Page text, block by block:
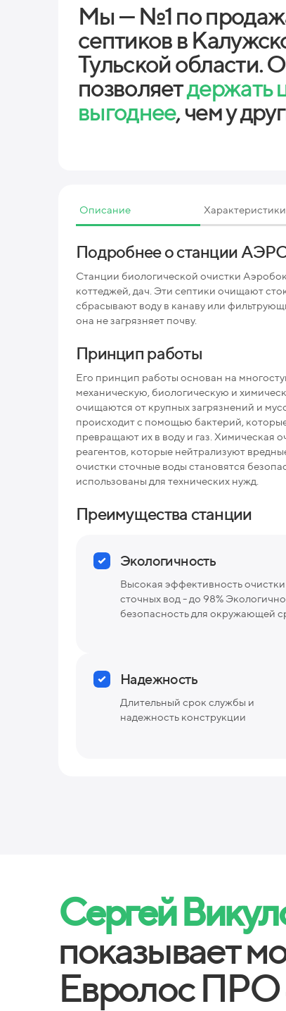
Мы — №1 по
септиков в
Тульской области.
позволяетдержать
выгоднее, чем у
Описание Характеристики
Подробнее о станции
Станции биологической очистки
коттеджей, дач. Эти септики очищают
сбрасывают воду в канаву или
она не загрязняет почву.
Принцип работы
Его принцип работы основан на
механическую, биологическую и
очищаются от крупных загрязнений и
происходит с помощью бактерий,
превращают их в воду и газ. Химическая
реагентов, которые нейтрализуют
очистки сточные воды становятся
использованы для технических нужд.
Преимущества станции
Экологичность
Высокая эффективность очистки
сточных вод - до 98%
безопасность для окружающей
Надежность
Длительный срок службы и
надежность конструкции
Сергей
показывает
Евролос ПРО